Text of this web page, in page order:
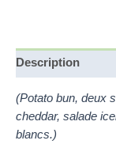
Description
(Potato bun, deux
cheddar, salade
blancs.)